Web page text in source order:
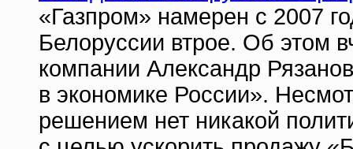
«Газпром» намерен с 2007
Белоруссии втрое. Об этом
компании Александр
в экономике России».
решением нет никакой